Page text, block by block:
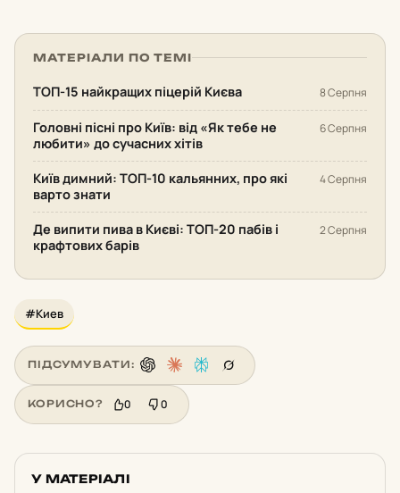
МАТЕРІАЛИ ПО ТЕМІ
ТОП-15 найкращих піцерій Києва 8 Серпня
Головні пісні про Київ: від «Як тебе не
любити» до сучасних хітів
6 Серпня
Київ димний: ТОП-10 кальянних, про які
варто знати
4 Серпня
Де випити пива в Києві: ТОП-20 пабів і
крафтових барів
2 Серпня
#Киев
ПІДСУМУВАТИ:
КОРИСНО? 0 0
У МАТЕРІАЛІ